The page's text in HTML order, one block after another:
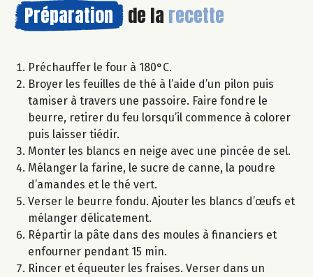
Préparation de la recette
Préchauffer le four à 180°C.
Broyer les feuilles de thé à l’aide d’un pilon puis
tamiser à travers une passoire. Faire fondre le
beurre, retirer du feu lorsqu’il commence à colorer
puis laisser tiédir.
Monter les blancs en neige avec une pincée de sel.
Mélanger la farine, le sucre de canne, la poudre
d’amandes et le thé vert.
Verser le beurre fondu. Ajouter les blancs d’œufs et
mélanger délicatement.
Répartir la pâte dans des moules à financiers et
enfourner pendant 15 min.
Rincer et équeuter les fraises. Verser dans un